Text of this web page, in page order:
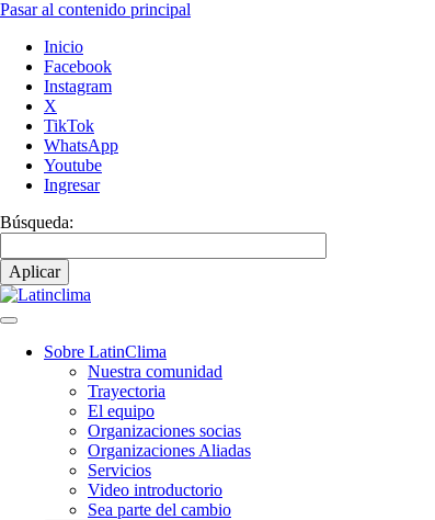
Pasar al contenido principal
Inicio
Facebook
Instagram
X
TikTok
WhatsApp
Youtube
Ingresar
Búsqueda:
Navegación
Sobre LatinClima
Nuestra comunidad
Trayectoria
El equipo
Organizaciones socias
Organizaciones Aliadas
Servicios
Video introductorio
Sea parte del cambio